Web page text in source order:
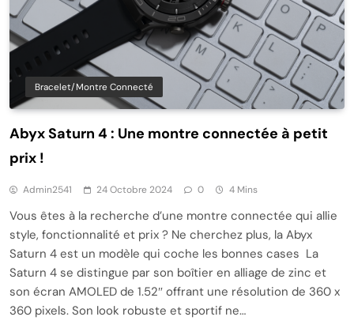
Bracelet/montre Connecté
Abyx Saturn 4 : Une montre connectée à petit
prix !
Admin2541 24 Octobre 2024 0 4 Mins
Vous êtes à la recherche d’une montre connectée qui allie
style, fonctionnalité et prix ? Ne cherchez plus, la Abyx
Saturn 4 est un modèle qui coche les bonnes cases La
Saturn 4 se distingue par son boîtier en alliage de zinc et
son écran AMOLED de 1.52″ offrant une résolution de 360 x
360 pixels. Son look robuste et sportif ne…